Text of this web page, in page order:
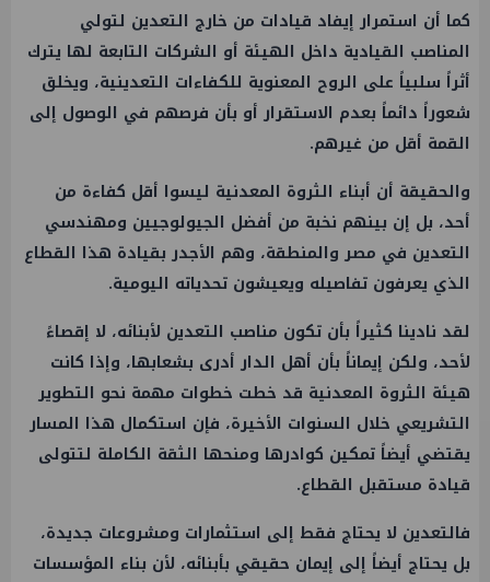
كما أن استمرار إيفاد قيادات من خارج التعدين لتولي
المناصب القيادية داخل الهيئة أو الشركات التابعة لها يترك
أثراً سلبياً على الروح المعنوية للكفاءات التعدينية، ويخلق
شعوراً دائماً بعدم الاستقرار أو بأن فرصهم في الوصول إلى
القمة أقل من غيرهم.
والحقيقة أن أبناء الثروة المعدنية ليسوا أقل كفاءة من
أحد، بل إن بينهم نخبة من أفضل الجيولوجيين ومهندسي
التعدين في مصر والمنطقة، وهم الأجدر بقيادة هذا القطاع
الذي يعرفون تفاصيله ويعيشون تحدياته اليومية.
لقد نادينا كثيراً بأن تكون مناصب التعدين لأبنائه، لا إقصاءً
لأحد، ولكن إيماناً بأن أهل الدار أدرى بشعابها، وإذا كانت
هيئة الثروة المعدنية قد خطت خطوات مهمة نحو التطوير
التشريعي خلال السنوات الأخيرة، فإن استكمال هذا المسار
يقتضي أيضاً تمكين كوادرها ومنحها الثقة الكاملة لتتولى
قيادة مستقبل القطاع.
فالتعدين لا يحتاج فقط إلى استثمارات ومشروعات جديدة،
بل يحتاج أيضاً إلى إيمان حقيقي بأبنائه، لأن بناء المؤسسات